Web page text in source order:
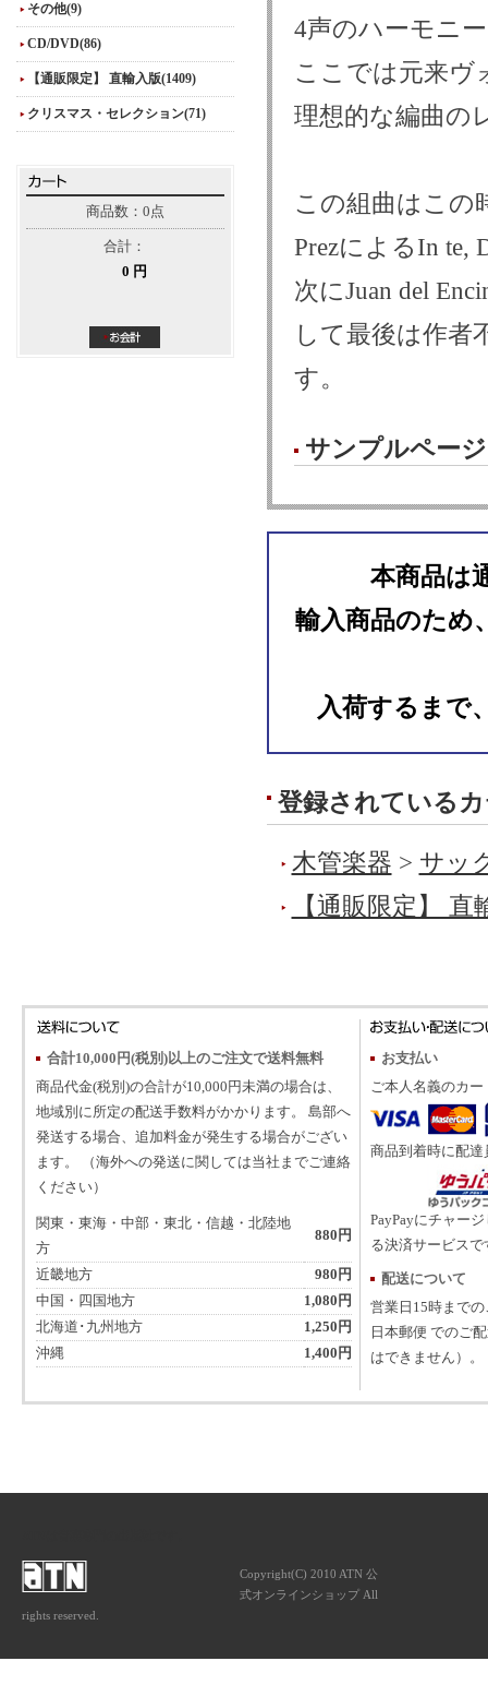
その他(9)
CD/DVD(86)
【通販限定】 直輸入版(1409)
クリスマス・セレクション(71)
商品数：0点
合計：
0 円
4声のハーモニ
ここでは元来ヴ
理想的な編曲の
この組曲はこの
PrezによるIn te,
次にJuan del
して最後は作者
す。
サンプルページ
本商品は
輸入商品のため
入荷するまで
登録されている
木管楽器 > サッ
【通販限定】 直
合計10,000円(税別)以上のご注文で送料無料
商品代金(税別)の合計が10,000円未満の場合は、
地域別に所定の配送手数料がかかります。 島部へ
発送する場合、追加料金が発生する場合がござい
ます。 （海外への発送に関しては当社までご連絡
ください）
関東・東海・中部・東北・信越・北陸地
方
880円
近畿地方
980円
中国・四国地方
1,080円
北海道･九州地方
1,250円
沖縄
1,400円
お支払い
ご本人名義のカ
商品到着時に配
PayPayにチャー
る決済サービスで
配送について
営業日15時まで
日本郵便 でのご
はできません）。
Copyright(C) 2010 ATN 公
式オンラインショップ All
rights reserved.